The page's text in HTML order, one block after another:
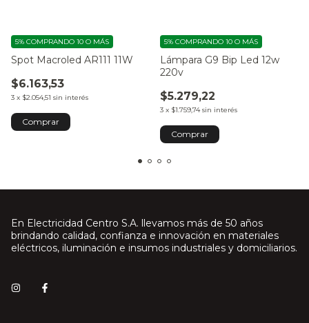
Spot Macroled AR111 11W
$6.163,53
3 x $2.054,51 sin interés
5% COMPRANDO 10 O MÁS
Comprar
Lámpara G9 Bip Led 12w
220v
$5.279,22
3 x $1.759,74 sin interés
5% COMPRANDO 10 O MÁS
Comprar
En Electricidad Centro S.A. llevamos más de 50 años
brindando calidad, confianza e innovación en materiales
eléctricos, iluminación e insumos industriales y domiciliarios.